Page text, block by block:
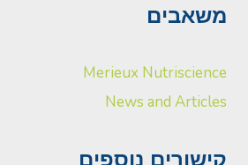
משאבים
Merieux Nutriscience
News and Articles